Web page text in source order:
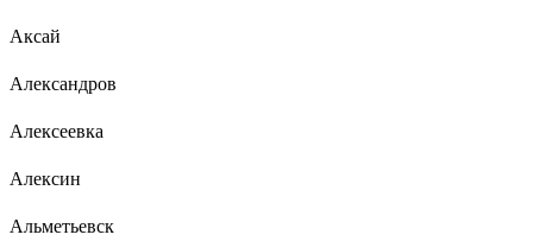
Аксай
Александров
Алексеевка
Алексин
Альметьевск